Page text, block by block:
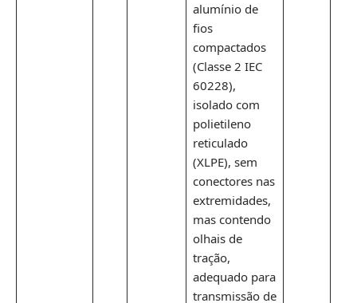
alumínio de
fios
compactados
(Classe 2 IEC
60228),
isolado com
polietileno
reticulado
(XLPE), sem
conectores nas
extremidades,
mas contendo
olhais de
tração,
adequado para
transmissão de